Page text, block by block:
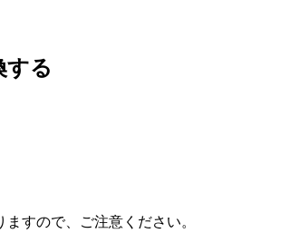
る
すので、ご注意ください。